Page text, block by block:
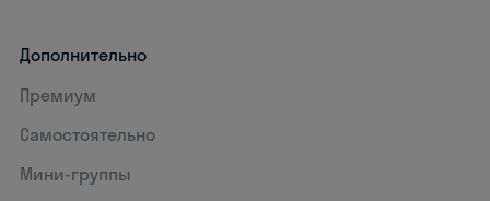
Дополнительно
Премиум
Самостоятельно
Мини-группы